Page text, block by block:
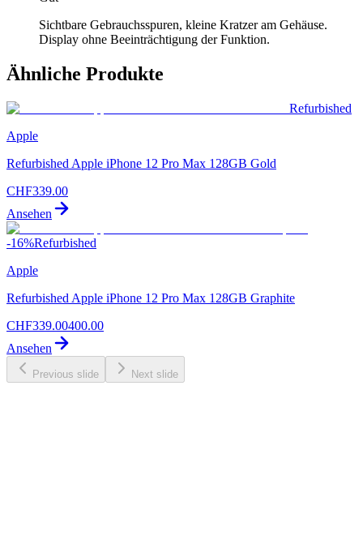
Sichtbare Gebrauchsspuren, kleine Kratzer am Gehäuse.
Display ohne Beeinträchtigung der Funktion.
Ähnliche Produkte
Refurbished
Apple
Refurbished Apple iPhone 12 Pro Max 128GB Gold
CHF339.00
Ansehen
-16%Refurbished
Apple
Refurbished Apple iPhone 12 Pro Max 128GB Graphite
CHF339.00400.00
Ansehen
Previous slide Next slide